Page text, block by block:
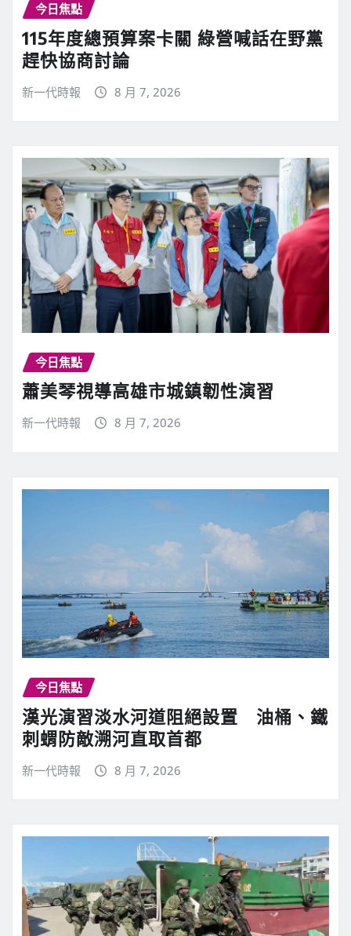
今日焦點
115年度總預算案卡關 綠營喊話在野黨
趕快協商討論
新一代時報 8 月 7, 2026
今日焦點
蕭美琴視導高雄市城鎮韌性演習
新一代時報 8 月 7, 2026
今日焦點
漢光演習淡水河道阻絕設置 油桶、鐵
刺蝟防敵溯河直取首都
新一代時報 8 月 7, 2026